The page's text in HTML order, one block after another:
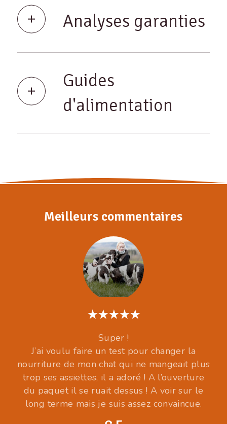
Analyses garanties
Guides
d'alimentation
Meilleurs commentaires
Super !
J’ai voulu faire un test pour changer la
nourriture de mon chat qui ne mangeait plus
trop ses assiettes, il a adoré ! A l’ouverture
du paquet il se ruait dessus ! A voir sur le
long terme mais je suis assez convaincue.